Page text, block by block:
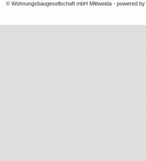
© Wohnungsbaugesellschaft mbH Mittweida -powered by